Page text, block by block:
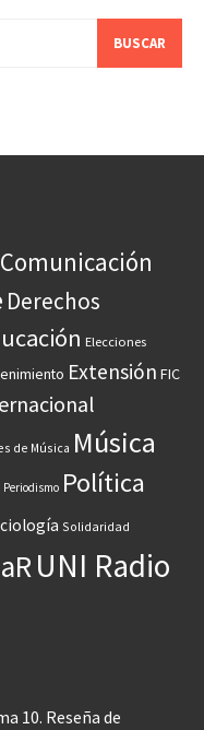
Comunicación
Derechos
Elecciones
Extensión FIC
de Música Música
Periodismo Política
Solidaridad
UNI Radio
10. Reseña de